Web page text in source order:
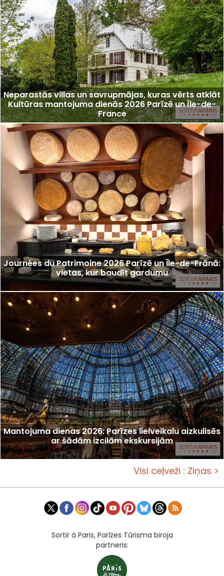
Neparastās villas un savrupmājas, kuras vērts atklāt
Kultūras mantojuma dienās 2026 Parīzē un Île-de-
France
Journées du Patrimoine 2026 Parīzē un Īle-de-Frānā:
vietas, kur baudīt gardumu
Mantojuma dienas 2026: Parīzes lielveikalu aizkulisēs
ar šādām izcilām ekskursijām
Visi ceļveži : Ziņas >
Sortir à Paris, Parīzes Tūrisma biroja
partneris: